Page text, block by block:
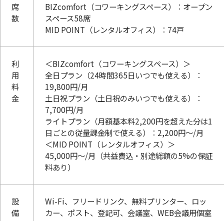
席
数
BIZcomfort（コワーキングスペース）：オープン
スペース58席
MID POINT（レンタルオフィス）：74戸
利
用
料
金
＜BIZcomfort（コワーキングスペース）＞
全日プラン（24時間365日いつでも使える）：
19,800円/月
土日祝プラン（土日祝のみいつでも使える）：
7,700円/月
ライトプラン（月額基本料2,200円を超えた分は1
日ごとの従量課金制で使える）：2,200円～/月
＜MID POINT（レンタルオフィス）＞
45,000円～/月（共益費込・別途総額の5%の保証
料あり）
設
備
Wi-Fi、フリードリンク、無料プリンター、ロッ
カー、ポスト、登記可、会議室、WEB会議用個室